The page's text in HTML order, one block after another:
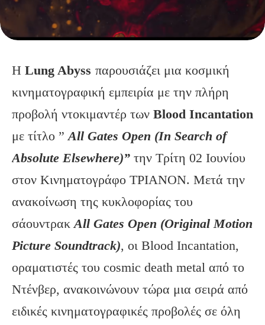
Η Lung Abyss παρουσιάζει μια κοσμική
κινηματογραφική εμπειρία με την πλήρη
προβολή ντοκιμαντέρ των Blood Incantation
με τίτλο ”All Gates Open (In Search of
Absolute Elsewhere)” την Τρίτη 02 Ιουνίου
στον Κινηματογράφο ΤΡΙΑΝΟΝ. Μετά την
ανακοίνωση της κυκλοφορίας του
σάουντρακAll Gates Open (Original Motion
Picture Soundtrack), οι Blood Incantation,
οραματιστές του cosmic death metal από το
Ντένβερ, ανακοινώνουν τώρα μια σειρά από
ειδικές κινηματογραφικές προβολές σε όλη